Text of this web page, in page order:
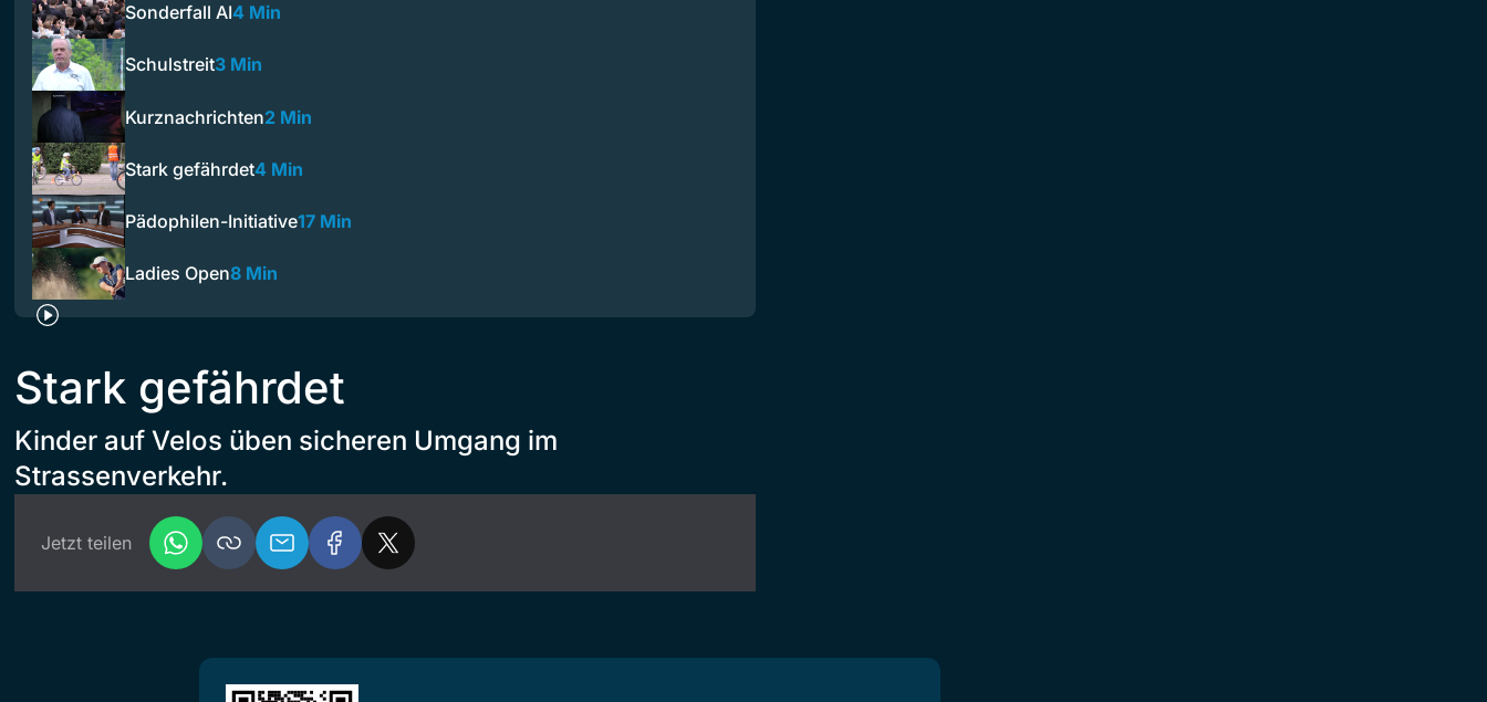
Sonderfall AI4 Min
Schulstreit3 Min
Kurznachrichten2 Min
Stark gefährdet4 Min
Pädophilen-Initiative17 Min
Ladies Open8 Min
Stark gefährdet
Kinder auf Velos üben sicheren Umgang im
Strassenverkehr.
Jetzt teilen